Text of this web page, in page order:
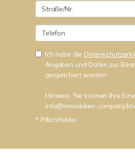
Ich habe die
Angaben und Daten zur
gespeichert werden.
Hinweis: Sie können Ihre
info@immobilien-
* Pflichtfelder